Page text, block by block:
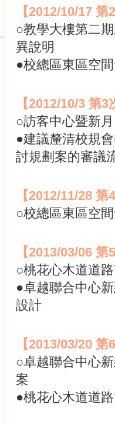
校
務
發
展
規
員
會
相
關
連
站
導
覽
小
組
校
組
委
【2012/10/17 第
○教學大樓第二
異說明
●校總區東區空
【2012/10/3 第3
○訪客中心暨新
●建議釐清校規
討規劃案的審議
【2012/11/28 第
○校總區東區空
【2013/03/06 第
○桃花心木道道
●卓越聯合中心
設計
【2013/03/20 第
○卓越聯合中心
案
●桃花心木道道